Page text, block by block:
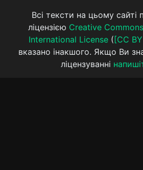
Всі тексти на цьому сайті
ліцензією Creative
International License( [CC
вказано інакшого. Якщо Ви
ліцензуванні